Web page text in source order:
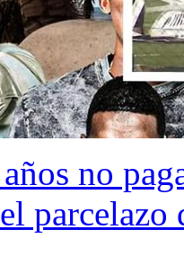
no
parcelazo